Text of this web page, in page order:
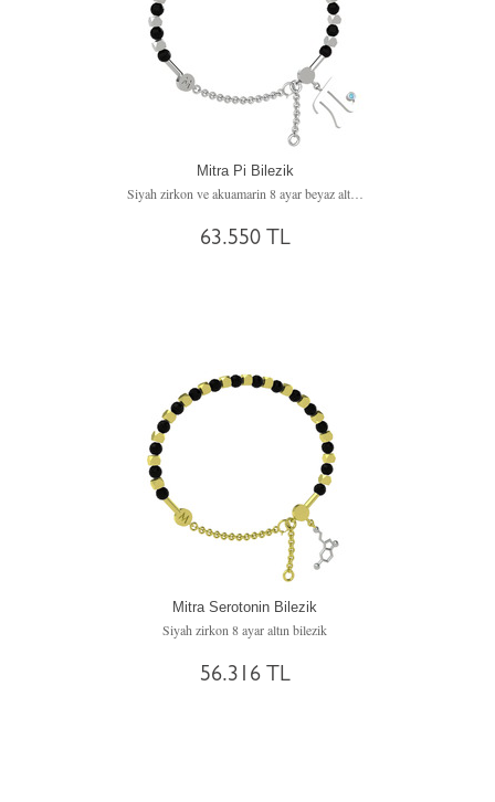
Mitra Pi Bilezik
Siyah zirkon ve akuamarin 8 ayar beyaz altın bilezik
63.550 TL
Mitra Serotonin Bilezik
Siyah zirkon 8 ayar altın bilezik
56.316 TL